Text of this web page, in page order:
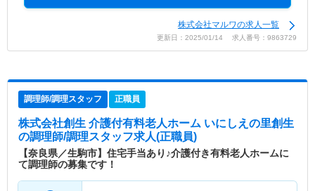
株式会社マルワの求人一覧
更新日：2025/01/14 求人番号：9863729
調理師/調理スタッフ 正職員
株式会社創生 介護付有料老人ホーム いにしえの里創生
の調理師/調理スタッフ求人(正職員)
【奈良県／生駒市】住宅手当あり♪介護付き有料老人ホームに
て調理師の募集です！